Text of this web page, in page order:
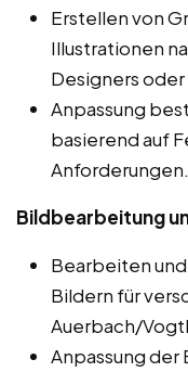
Erstellen von
Illustrationen
Designers
Anpassung
basierend auf
Anforderungen.
Bildbearbeitung
Bearbeiten
Bildern für
Auerbach/
Anpassung der